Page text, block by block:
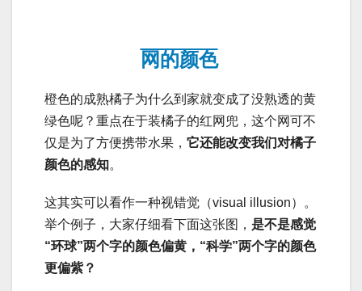
网的颜色
橙色的成熟橘子为什么到家就变成了没熟透的黄
绿色呢？重点在于装橘子的红网兜，这个网可不
仅是为了方便携带水果， 它还能改变我们对橘子
颜色的感知。
这其实可以看作一种视错觉（visual illusion）。
举个例子，大家仔细看下面这张图， 是不是感觉
“环球”两个字的颜色偏黄，“科学”两个字的颜色
更偏紫？